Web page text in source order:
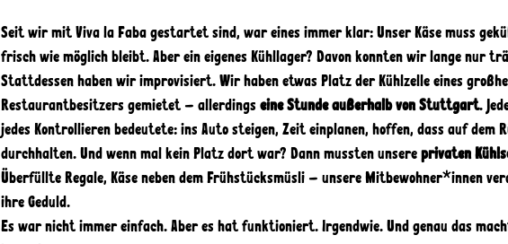
Seit wir mit Viva la Faba gestartet sind, war eines immer klar: Unser Käse muss
frisch wie möglich bleibt. Aber ein eigenes Kühllager? Davon konnten wir lange nur
Stattdessen haben wir improvisiert. Wir haben etwas Platz der Kühlzelle eines
Restaurantbesitzers gemietet – allerdings eine Stunde außerhalb von Stuttgart.
jedes Kontrollieren bedeutete: ins Auto steigen, Zeit einplanen, hoffen, dass auf dem
durchhalten. Und wenn mal kein Platz dort war? Dann mussten unsere privaten
Überfüllte Regale, Käse neben dem Frühstücksmüsli – unsere Mitbewohner*innen
ihre Geduld.
Es war nicht immer einfach. Aber es hat funktioniert. Irgendwie. Und genau das